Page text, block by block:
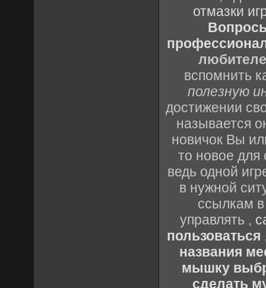
отмазки
вспомнить
полезную
достижении
называется
новичок Вы
то новое для
ведь одной
в нужной
ссылкам
управлять ,
пользоваться
названия
мышку
сделать